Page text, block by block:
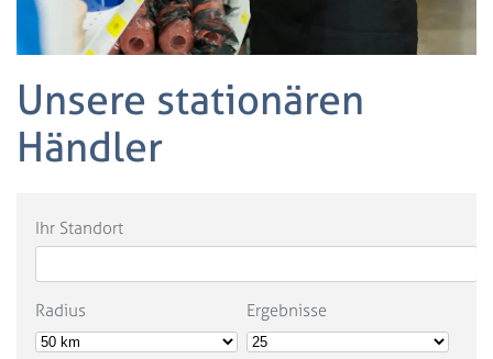
Unsere stationären
Händler
Ihr Standort
Radius Ergebnisse